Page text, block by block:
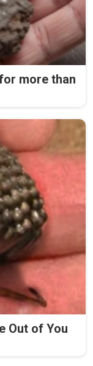
more than
Out of You